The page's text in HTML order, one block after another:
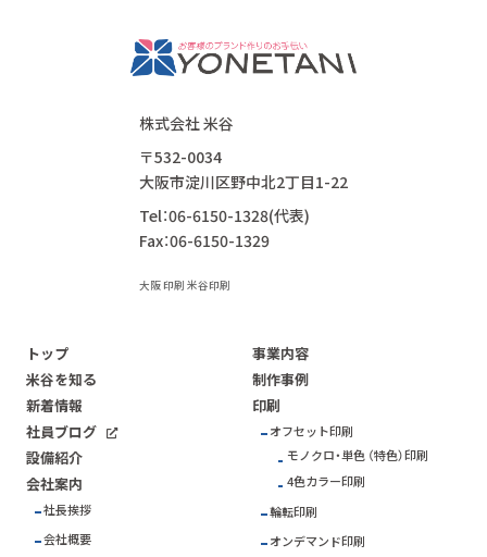
株式会社 米谷
〒532-0034
大阪市淀川区野中北2丁目1-22
Tel：06-6150-1328(代表)
Fax：06-6150-1329
大阪 印刷 米谷印刷
トップ
米谷を知る
新着情報
社員ブログ
設備紹介
会社案内
社長挨拶
会社概要
事業内容
制作事例
印刷
オフセット印刷
モノクロ・単色 （特色）印刷
4色カラー印刷
輪転印刷
オンデマンド印刷